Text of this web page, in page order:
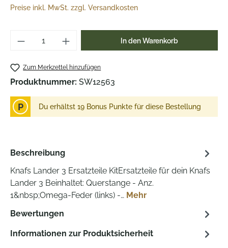
Preise inkl. MwSt. zzgl. Versandkosten
Produkt Anzahl: Gib den gewünschten
In den Warenkorb
Zum Merkzettel hinzufügen
Produktnummer: SW12563
P Du erhältst 19 Bonus Punkte für diese Bestellung
Beschreibung
Knafs Lander 3 Ersatzteile KitErsatzteile für dein Knafs
Lander 3 Beinhaltet: Querstange - Anz.
1&nbsp;Omega-Feder (links) -… Mehr
Bewertungen
Informationen zur Produktsicherheit